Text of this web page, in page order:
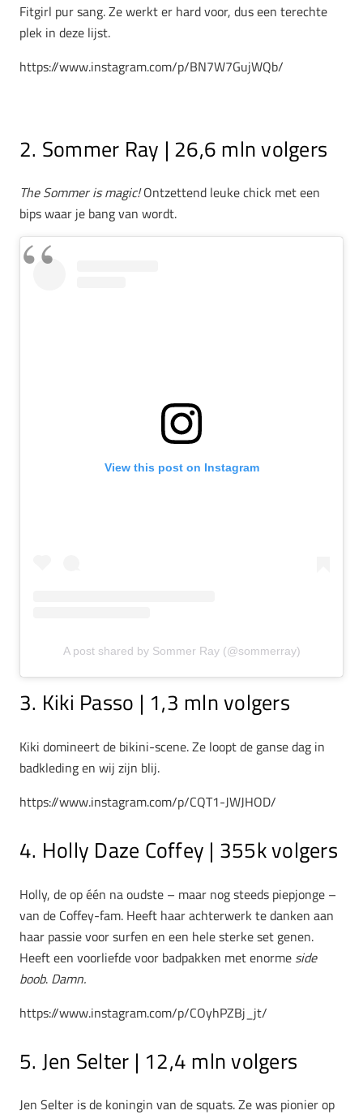
Fitgirl pur sang. Ze werkt er hard voor, dus een terechte
plek in deze lijst.
https://www.instagram.com/p/BN7W7GujWQb/
2. Sommer Ray | 26,6 mln volgers
The Sommer is magic!Ontzettend leuke chick met een
bips waar je bang van wordt.
View this post on Instagram
A post shared by Sommer Ray (@sommerray)
3. Kiki Passo | 1,3 mln volgers
Kiki domineert de bikini-scene. Ze loopt de ganse dag in
badkleding en wij zijn blij.
https://www.instagram.com/p/CQT1-JWJHOD/
4. Holly Daze Coffey | 355k volgers
Holly, de op één na oudste – maar nog steeds piepjonge –
van de Coffey-fam. Heeft haar achterwerk te danken aan
haar passie voor surfen en een hele sterke set genen.
Heeft een voorliefde voor badpakken met enorme side
boob. Damn.
https://www.instagram.com/p/COyhPZBj_jt/
5. Jen Selter | 12,4 mln volgers
Jen Selter is de koningin van de squats. Ze was pionier op